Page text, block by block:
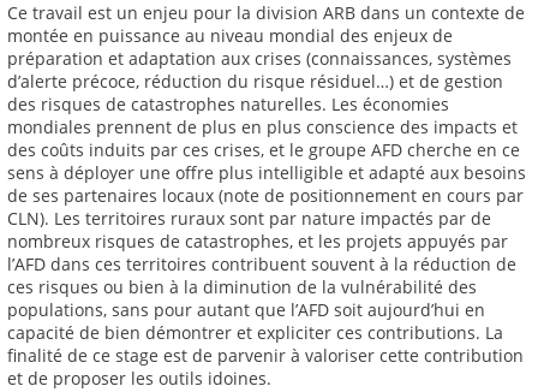
Ce travail est un enjeu pour la division ARB dans un contexte de
montée en puissance au niveau mondial des enjeux de
préparation et adaptation aux crises (connaissances, systèmes
d’alerte précoce, réduction du risque résiduel…) et de gestion
des risques de catastrophes naturelles. Les économies
mondiales prennent de plus en plus conscience des impacts et
des coûts induits par ces crises, et le groupe AFD cherche en ce
sens à déployer une offre plus intelligible et adapté aux besoins
de ses partenaires locaux (note de positionnement en cours par
CLN). Les territoires ruraux sont par nature impactés par de
nombreux risques de catastrophes, et les projets appuyés par
l’AFD dans ces territoires contribuent souvent à la réduction de
ces risques ou bien à la diminution de la vulnérabilité des
populations, sans pour autant que l’AFD soit aujourd’hui en
capacité de bien démontrer et expliciter ces contributions. La
finalité de ce stage est de parvenir à valoriser cette contribution
et de proposer les outils idoines.